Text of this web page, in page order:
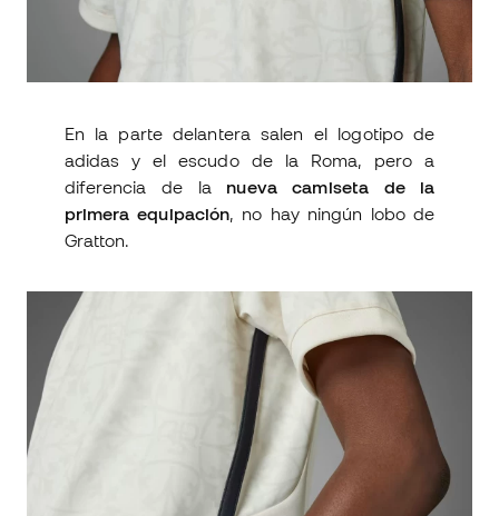
En la parte delantera salen el logotipo de
adidas y el escudo de la Roma, pero a
diferencia de la nueva camiseta de la
primera equipación , no hay ningún lobo de
Gratton.